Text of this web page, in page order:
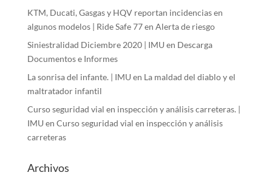
KTM, Ducati, Gasgas y HQV reportan incidencias en
algunos modelos | Ride Safe 77en Alerta de riesgo
Siniestralidad Diciembre 2020 | IMU en Descarga
Documentos e Informes
La sonrisa del infante. | IMU en La maldad del diablo y el
maltratador infantil
Curso seguridad vial en inspección y análisis carreteras. |
IMU en Curso seguridad vial en inspección y análisis
carreteras
Archivos